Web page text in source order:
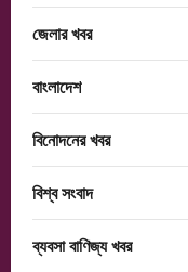
জেলার খবর
বাংলাদেশ
বিনোদনের খবর
বিশ্ব সংবাদ
ব্যবসা বাণিজ্য খবর